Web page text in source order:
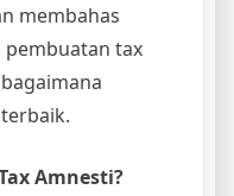
membahas
pembuatan tax
Amnesti?